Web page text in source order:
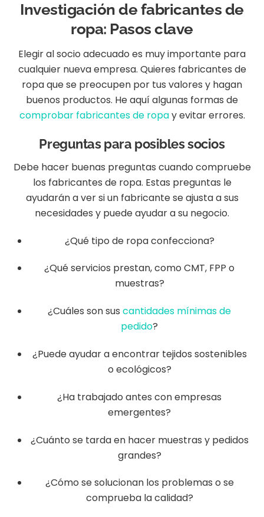
Investigación de fabricantes de
ropa: Pasos clave
Elegir al socio adecuado es muy importante para
cualquier nueva empresa. Quieres fabricantes de
ropa que se preocupen por tus valores y hagan
buenos productos. He aquí algunas formas de
comprobar fabricantes de ropay evitar errores.
Preguntas para posibles socios
Debe hacer buenas preguntas cuando compruebe
los fabricantes de ropa. Estas preguntas le
ayudarán a ver si un fabricante se ajusta a sus
necesidades y puede ayudar a su negocio.
¿Qué tipo de ropa confecciona?
¿Qué servicios prestan, como CMT, FPP o
muestras?
¿Cuáles son suscantidades mínimas de
pedido?
¿Puede ayudar a encontrar tejidos sostenibles
o ecológicos?
¿Ha trabajado antes con empresas
emergentes?
¿Cuánto se tarda en hacer muestras y pedidos
grandes?
¿Cómo se solucionan los problemas o se
comprueba la calidad?